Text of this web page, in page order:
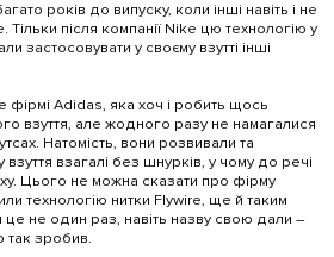
років до випуску, коли інші навіть і не
після компанії Nike цю технологію у
застосовувати у своєму взутті інші
фірмі Adidas, яка хоч і робить щось
взуття, але жодного разу не намагалися
Натомість, вони розвивали та
взагалі без шнурків, у чому до речі
Цього не можна сказати про фірму
технологію нитки Flywire, ще й таким
не один раз, навіть назву свою дали –
так зробив.